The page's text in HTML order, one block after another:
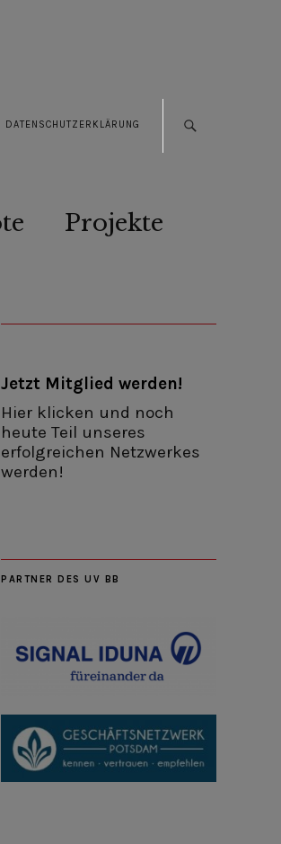
DATENSCHUTZERKLÄRUNG
Projekte
Jetzt Mitglied werden!
Hier klicken und noch
heute Teil unseres
erfolgreichen Netzwerkes
werden!
PARTNER DES UV BB